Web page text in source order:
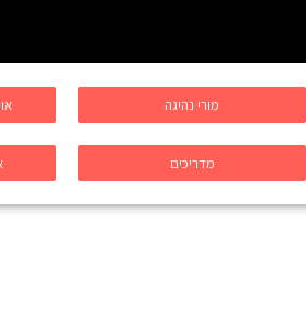
מורי נהיגה
מדריכים